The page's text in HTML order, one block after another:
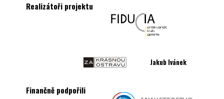
Realizátoři projektu
Jakub Ivánek
Finančně podpořili